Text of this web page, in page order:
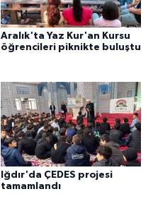
Aralık'ta Yaz Kur'an Kursu
öğrencileri piknikte buluştu
Iğdır'da ÇEDES projesi
tamamlandı